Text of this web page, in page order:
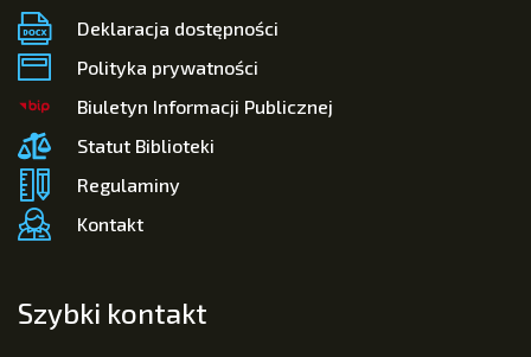
Deklaracja dostępności
Polityka prywatności
Biuletyn Informacji Publicznej
Statut Biblioteki
Regulaminy
Kontakt
Szybki kontakt